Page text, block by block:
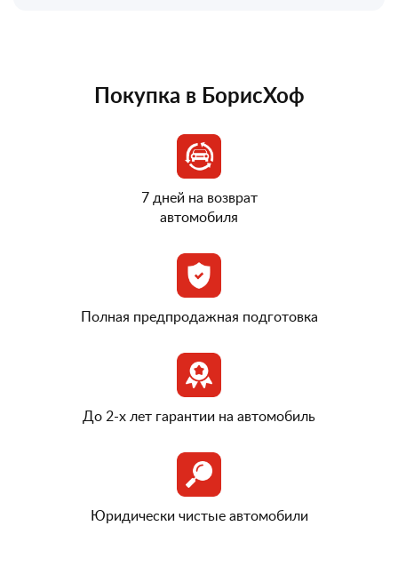
Покупка в БорисХоф
7 дней на возврат
автомобиля
Полная предпродажная подготовка
До 2-х лет гарантии на автомобиль
Юридически чистые автомобили